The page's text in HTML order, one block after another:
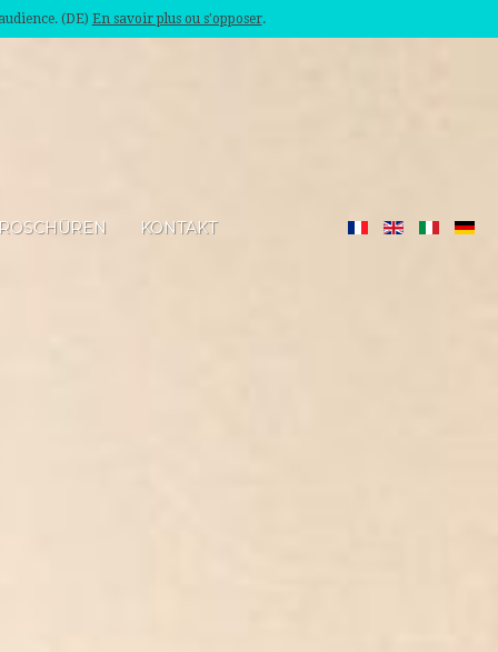
(DE) En savoir plus ou s'opposer.
KONTAKT